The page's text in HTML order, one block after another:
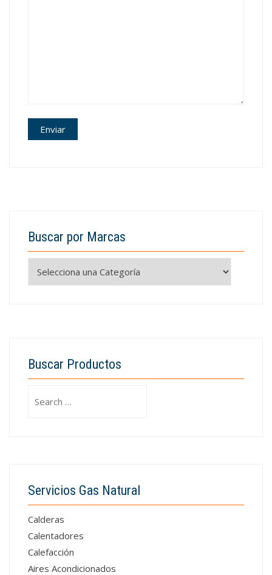
Buscar por Marcas
Buscar Productos
for:
Servicios Gas Natural
Calderas
Calentadores
Calefacción
Aires Acondicionados